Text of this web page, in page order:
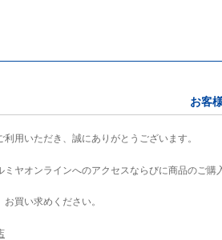
お客
用いただき、誠にありがとうございます。
ヤオンラインへのアクセスならびに商品のご購
買い求めください。